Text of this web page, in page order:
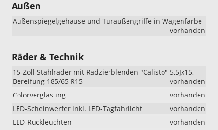
Außen
Außenspiegelgehäuse und Türaußengriffe in Wagenfarbe
vorhanden
Räder & Technik
15-Zoll-Stahlräder mit Radzierblenden "Calisto" 5,5Jx15,
Bereifung 185/65 R15
vorhanden
Colorverglasung
vorhanden
LED-Scheinwerfer inkl. LED-Tagfahrlicht
vorhanden
LED-Rückleuchten
vorhanden